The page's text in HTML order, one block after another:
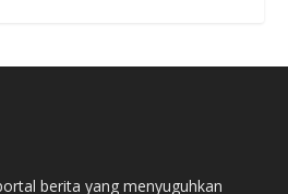
berita yang menyuguhkan